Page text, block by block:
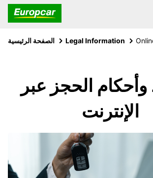
الصفحة الرئيسية Legal Information
الحجز عبر
الإنترنت